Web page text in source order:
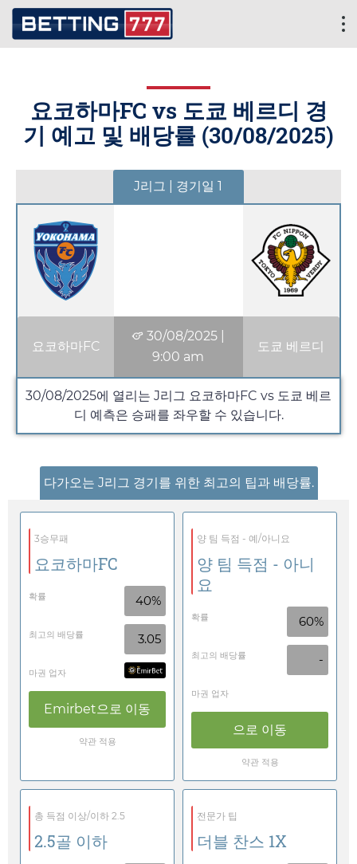
요코하마FC vs 도쿄 베르디 경
기 예고 및 배당률 (30/08/2025)
J리그 | 경기일 1
요코하마FC
30/08/2025
9:00 am
도쿄 베르디
30/08/2025에 열리는 J리그 요코하마FC vs 도쿄 베르
디 예측은 승패를 좌우할 수 있습니다.
다가오는 J리그 경기를 위한 최고의 팁과 배당률.
3승무패
요코하마FC
확률 40%
최고의 배당률 3.05
마권 업자
Emirbet으로 이동
약관 적용
양 팀 득점 - 예/아니요
양 팀 득점 - 아니
요
확률 60%
최고의 배당률 -
마권 업자
으로 이동
약관 적용
총 득점 이상/이하 2.5
2.5골 이하
전문가 팁
더블 찬스 1X